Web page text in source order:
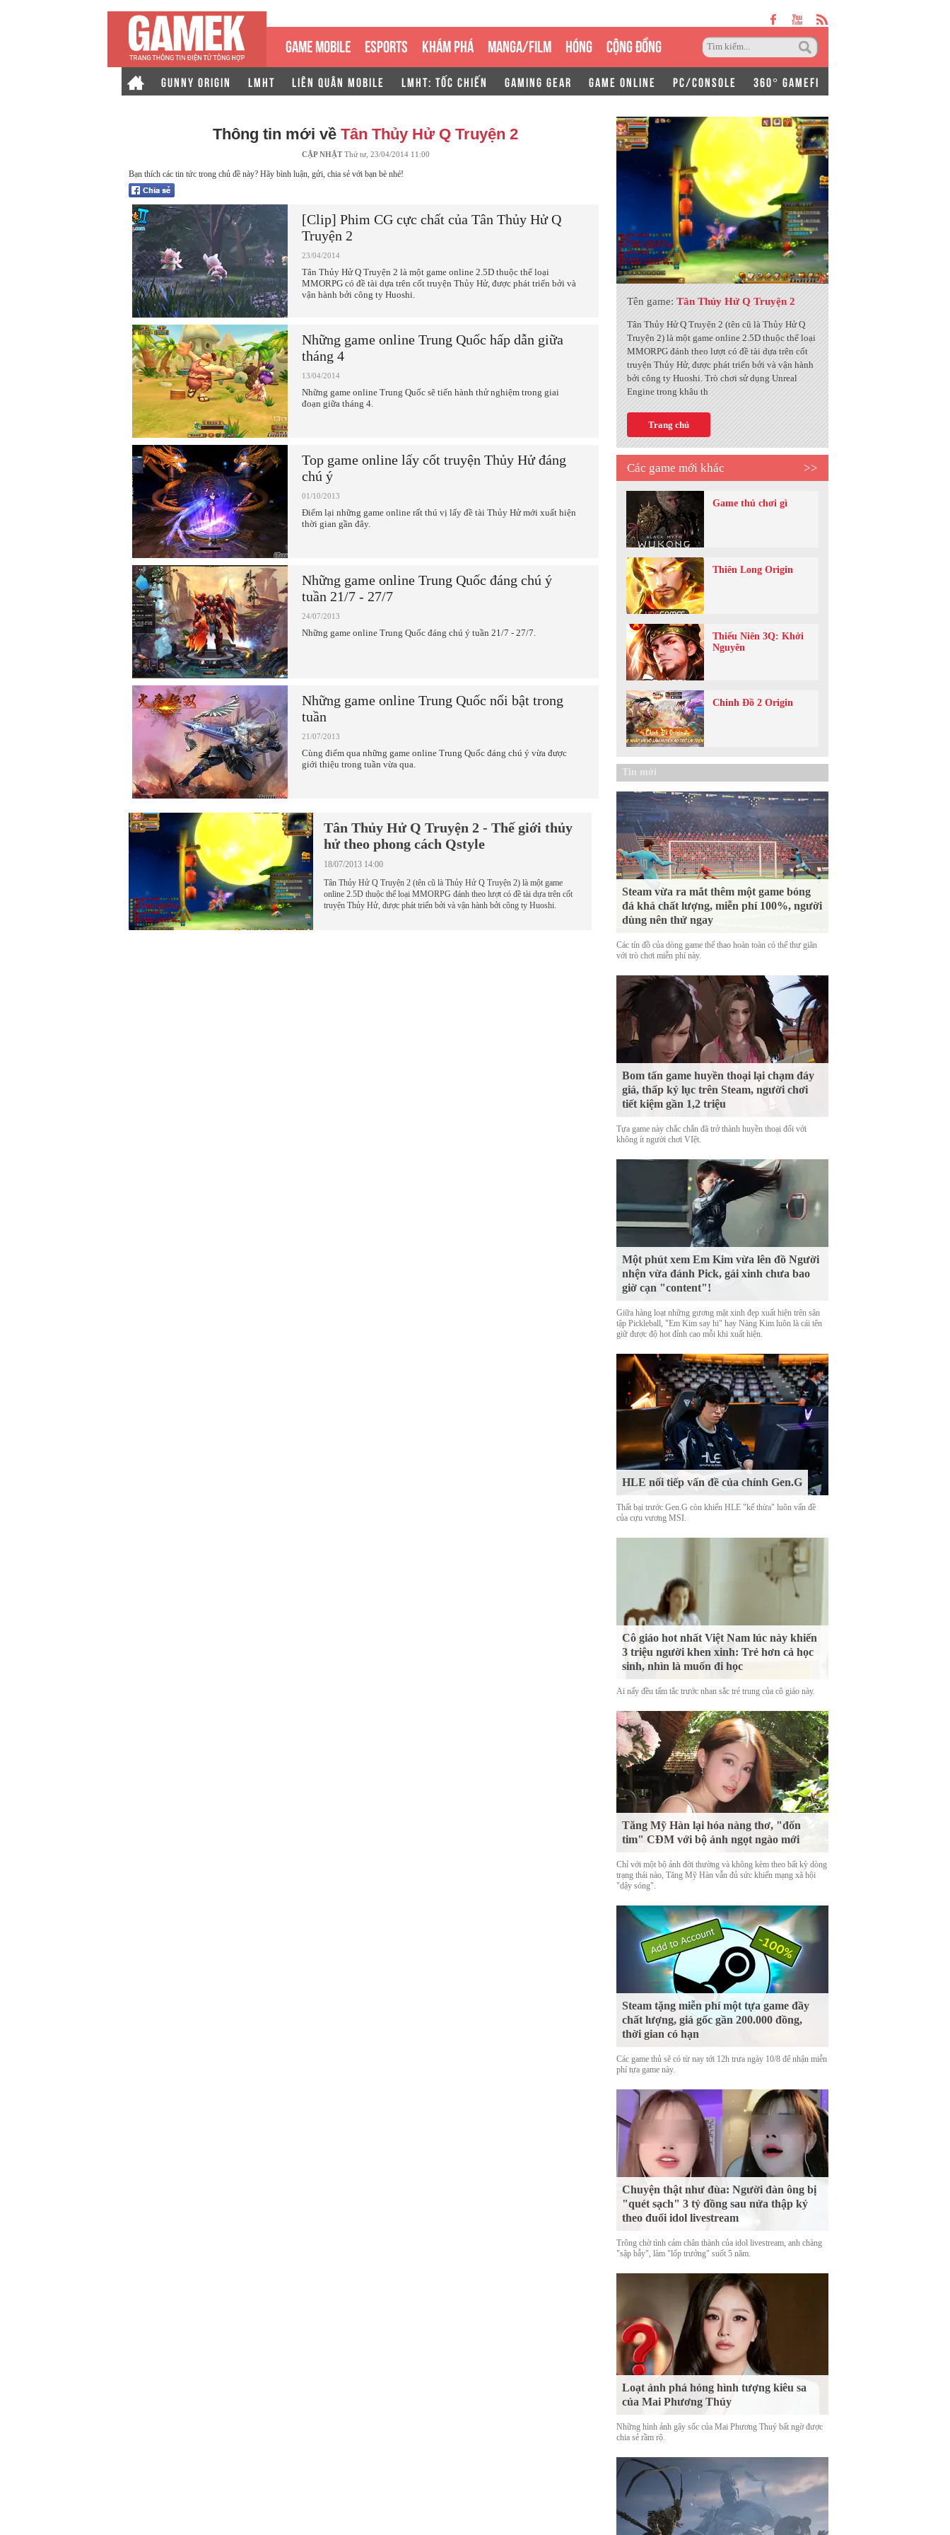
GAME MOBILE ESPORTS KHÁM PHÁ MANGA/FILM HÓNG CỘNG ĐỒNG
GUNNY ORIGIN LMHT LIÊN QUÂN MOBILE LMHT: TỐC CHIẾN GAMING GEAR GAME ONLINE PC/CONSOLE 360° GAMEFI
Thông tin mới về Tân Thủy Hử Q Truyện 2
CẬP NHẬTThứ tư, 23/04/2014 11:00
Bạn thích các tin tức trong chủ đề này? Hãy bình luận, gửi, chia sẻ với bạn bè nhé!
[Clip] Phim CG cực chất của Tân Thủy Hử Q
Truyện 2
23/04/2014
Tân Thủy Hử Q Truyện 2 là một game online 2.5D thuộc thể loại
MMORPG có đề tài dựa trên cốt truyện Thủy Hử, được phát triển bởi và
vận hành bởi công ty Huoshi.
Những game online Trung Quốc hấp dẫn giữa
tháng 4
13/04/2014
Những game online Trung Quốc sẽ tiến hành thử nghiệm trong giai
đoạn giữa tháng 4.
Top game online lấy cốt truyện Thủy Hử đáng
chú ý
01/10/2013
Điểm lại những game online rất thú vị lấy đề tài Thủy Hử mới xuất hiện
thời gian gần đây.
Những game online Trung Quốc đáng chú ý
tuần 21/7 - 27/7
24/07/2013
Những game online Trung Quốc đáng chú ý tuần 21/7 - 27/7.
Những game online Trung Quốc nổi bật trong
tuần
21/07/2013
Cùng điểm qua những game online Trung Quốc đáng chú ý vừa được
giới thiệu trong tuần vừa qua.
Tân Thủy Hử Q Truyện 2 - Thế giới thủy
hử theo phong cách Qstyle
18/07/2013 14:00
Tân Thủy Hử Q Truyện 2 (tên cũ là Thủy Hử Q Truyện 2) là một game
online 2.5D thuộc thể loại MMORPG đánh theo lượt có đề tài dựa trên cốt
truyện Thủy Hử, được phát triển bởi và vận hành bởi công ty Huoshi.
Tên game: Tân Thủy Hử Q Truyện 2
Tân Thủy Hử Q Truyện 2 (tên cũ là Thủy Hử Q
Truyện 2) là một game online 2.5D thuộc thể loại
MMORPG đánh theo lượt có đề tài dựa trên cốt
truyện Thủy Hử, được phát triển bởi và vận hành
bởi công ty Huoshi. Trò chơi sử dụng Unreal
Engine trong khâu th
Trang chủ
Các game mới khác >>
Game thủ chơi gì
Thiên Long Origin
Thiếu Niên 3Q: Khởi
Nguyên
Chinh Đồ 2 Origin
Tin mới
Steam vừa ra mắt thêm một game bóng
đá khá chất lượng, miễn phí 100%, người
dùng nên thử ngay
Các tín đồ của dòng game thể thao hoàn toàn có thể thư giãn
với trò chơi miễn phí này.
Bom tấn game huyền thoại lại chạm đáy
giá, thấp kỷ lục trên Steam, người chơi
tiết kiệm gần 1,2 triệu
Tựa game này chắc chắn đã trở thành huyền thoại đối với
không ít người chơi VIệt.
Một phút xem Em Kim vừa lên đồ Người
nhện vừa đánh Pick, gái xinh chưa bao
giờ cạn "content"!
Giữa hàng loạt những gương mặt xinh đẹp xuất hiện trên sân
tập Pickleball, "Em Kim say hi" hay Nàng Kim luôn là cái tên
giữ được độ hot đỉnh cao mỗi khi xuất hiện.
HLE nối tiếp vấn đề của chính Gen.G
Thất bại trước Gen.G còn khiến HLE "kế thừa" luôn vấn đề
của cựu vương MSI.
Cô giáo hot nhất Việt Nam lúc này khiến
3 triệu người khen xinh: Trẻ hơn cả học
sinh, nhìn là muốn đi học
Ai nấy đều tấm tắc trước nhan sắc trẻ trung của cô giáo này.
Tăng Mỹ Hàn lại hóa nàng thơ, "đốn
tim" CĐM với bộ ảnh ngọt ngào mới
Chỉ với một bộ ảnh đời thường và không kèm theo bất kỳ dòng
trạng thái nào, Tăng Mỹ Hàn vẫn đủ sức khiến mạng xã hội
"dậy sóng".
Steam tặng miễn phí một tựa game đầy
chất lượng, giá gốc gần 200.000 đồng,
thời gian có hạn
Các game thủ sẽ có từ nay tới 12h trưa ngày 10/8 để nhận miễn
phí tựa game này.
Chuyện thật như đùa: Người đàn ông bị
"quét sạch" 3 tỷ đồng sau nửa thập kỷ
theo đuổi idol livestream
Trông chờ tình cảm chân thành của idol livestream, anh chàng
"sập bẫy", làm "lốp trưởng" suốt 5 năm.
Loạt ảnh phá hỏng hình tượng kiêu sa
của Mai Phương Thúy
Những hình ảnh gây sốc của Mai Phương Thuý bất ngờ được
chia sẻ rầm rộ.